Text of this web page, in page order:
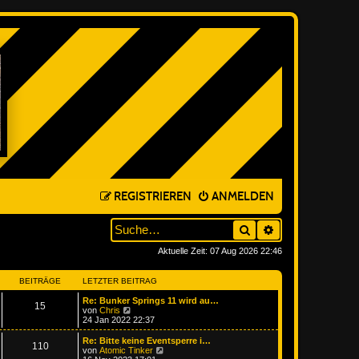
ANMELDEN
REGISTRIEREN
Suche
Aktuelle Zeit: 07 Aug 2026 22:46
BEITRÄGE LETZTER BEITRAG
15
Re: Bunker Springs 11 wird au…
von Chris
e
u
e
s
t
24 Jan 2022 22:37
110
Re: Bitte keine Eventsperre i…
von Atomic Tinker